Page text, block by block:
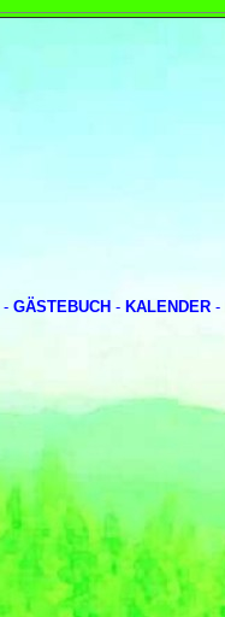
- GÄSTEBUCH - KALENDER -